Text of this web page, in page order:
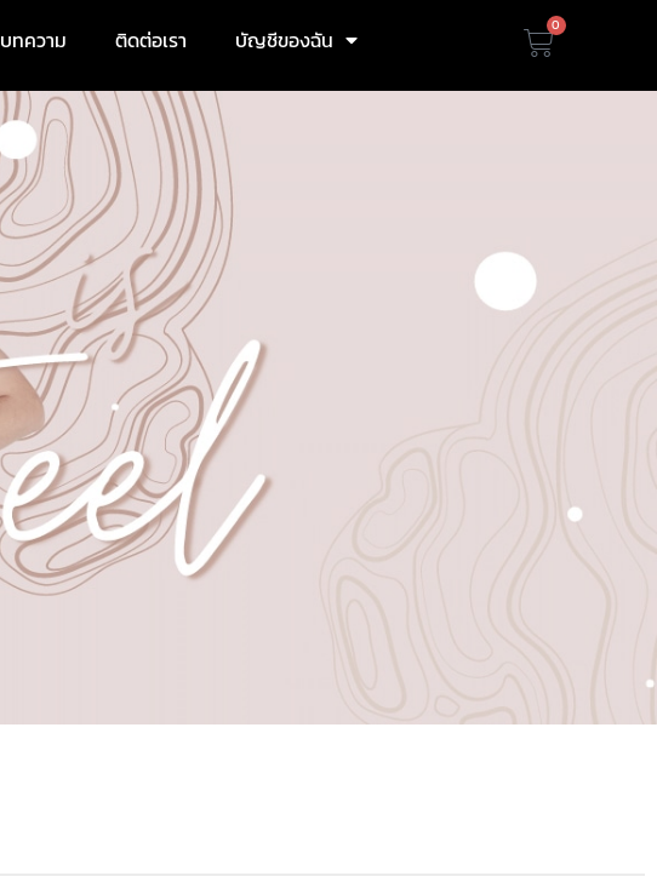
บทความ ติดต่อเรา บัญชีของฉัน
0